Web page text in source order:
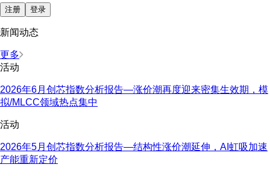
注册 登录
新闻动态
更多
活动
2026年6月创芯指数分析报告—涨价潮再度迎来密集生效期，模
拟/MLCC领域热点集中
活动
2026年5月创芯指数分析报告—结构性涨价潮延伸，AI虹吸加速
产能重新定价